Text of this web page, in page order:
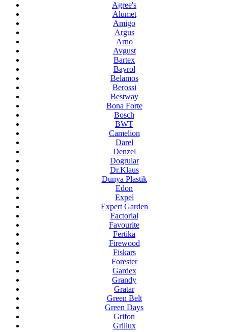
Agree's
Alumet
Amigo
Argus
Arno
Avgust
Bartex
Bayrol
Belamos
Berossi
Bestway
Bona Forte
Bosch
BWT
Camelion
Darel
Denzel
Dogrular
Dr.Klaus
Dunya Plastik
Edon
Expel
Expert Garden
Factorial
Favourite
Fertika
Firewood
Fiskars
Forester
Gardex
Grandy
Gratar
Green Belt
Green Days
Grifon
Grillux